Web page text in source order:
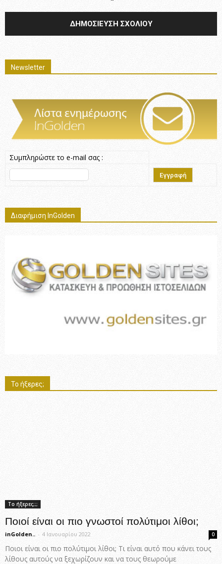
Newsletter
Συμπληρώστε το e-mail σας :
Διαφήμιση InGolden
Το ήξερες;
Το ήξερες;;;
Ποιοί είναι οι πιο γνωστοί πολύτιμοι λίθοι;
inGolden.. - 4 Ιανουαρίου 2022 0
Ποιοι είναι οι πιο πολύτιμοι λίθοι; Τι είναι αυτό που κάνει τους
λίθους αυτούς να ξεχωρίζουν και να τους θεωρούμε